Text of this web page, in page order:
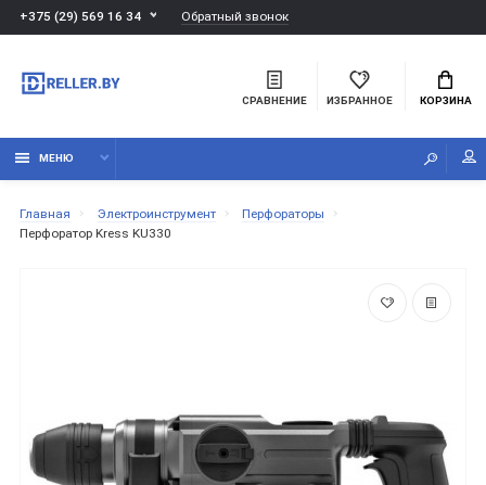
+375 (29) 569 16 34 Обратный звонок
СРАВНЕНИЕ ИЗБРАННОЕ КОРЗИНА
МЕНЮ
Главная Электроинструмент
Перфораторы
Перфоратор Kress KU330